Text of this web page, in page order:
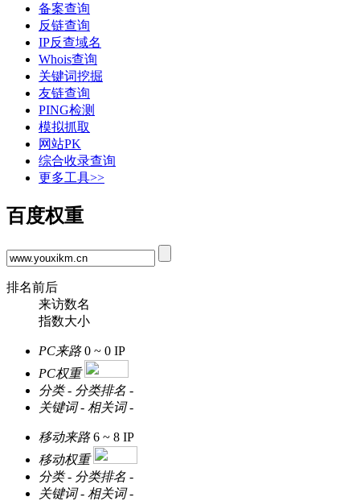
备案查询
反链查询
IP反查域名
Whois查询
关键词挖掘
友链查询
PING检测
模拟抓取
网站PK
综合收录查询
更多工具>>
百度权重
排名前后
来访数名
指数大小
PC来路 0 ~ 0 IP
PC权重
分类 - 分类排名 -
关键词 - 相关词 -
移动来路 6 ~ 8 IP
移动权重
分类 - 分类排名 -
关键词 - 相关词 -